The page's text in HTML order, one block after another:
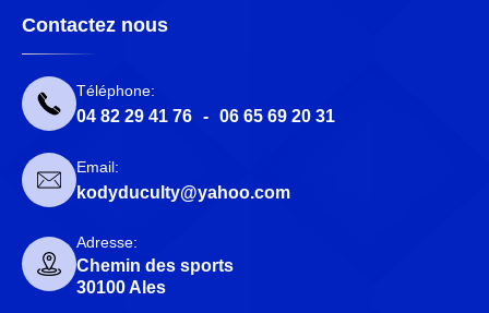
Contactez nous
Téléphone:
04 82 29 41 76 - 06 65 69 20 31
Email:
kodyduculty@yahoo.com
Adresse:
Chemin des sports
30100 Ales